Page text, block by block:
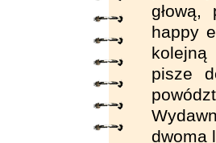
happy
kolejną
pisze
dwoma